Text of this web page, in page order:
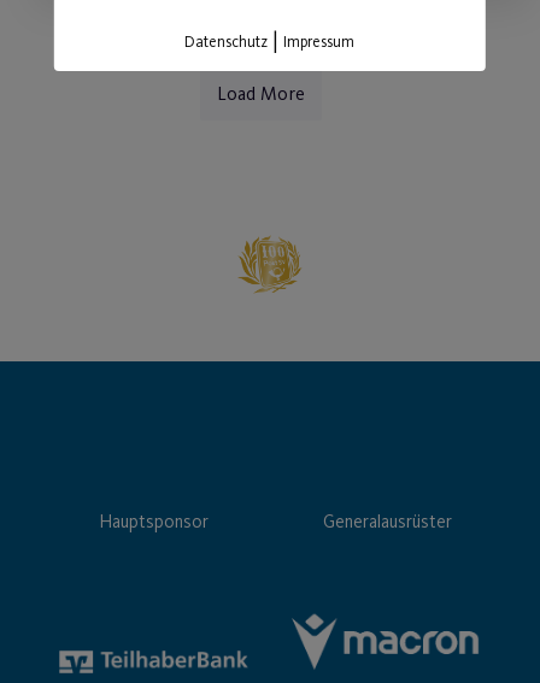
Load More
Hauptsponsor Generalausrüster
Datenschutz |Impressum